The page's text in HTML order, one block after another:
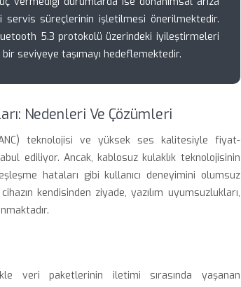
süreçlerinin işletilmesi önerilmektedir.
5.3 protokolü üzerindeki iyileştirmeleri
seviyeye taşımayı hedeflemektedir.
Nedenleri Ve Çözümleri
teknolojisi ve yüksek ses kalitesiyle fiyat-
ediliyor. Ancak, kablosuz kulaklık teknolojisinin
hataları gibi kullanıcı deneyimini olumsuz
kendisinden ziyade, yazılım uyumsuzlukları,
veri paketlerinin iletimi sırasında yaşanan